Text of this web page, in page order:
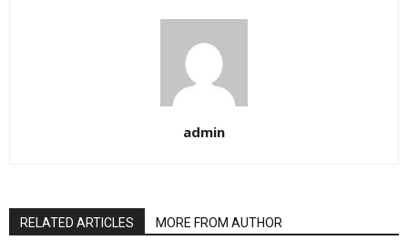
admin
RELATED ARTICLES MORE FROM AUTHOR